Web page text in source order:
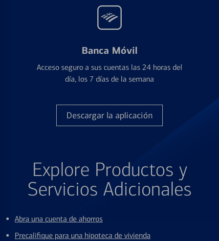
Banca Móvil
Acceso seguro a sus cuentas las 24 horas del
día, los 7 días de la semana
Descargar la aplicación
Explore Productos y
Servicios Adicionales
Abra una cuenta de ahorros
Precalifique para una hipoteca de vivienda